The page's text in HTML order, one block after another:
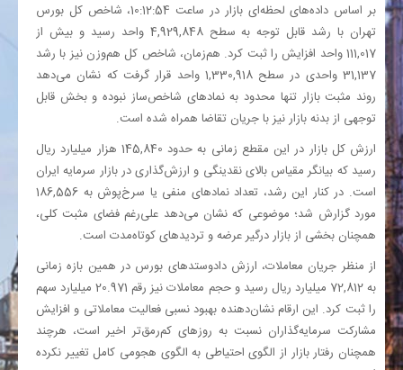
بر اساس داده‌های لحظه‌ای بازار در ساعت 10:12:54، شاخص کل بورس
تهران با رشد قابل توجه به سطح 4,929,848 واحد رسید و بیش از
111,017 واحد افزایش را ثبت کرد. هم‌زمان، شاخص کل هم‌وزن نیز با رشد
31,137 واحدی در سطح 1,330,918 واحد قرار گرفت که نشان می‌دهد
روند مثبت بازار تنها محدود به نمادهای شاخص‌ساز نبوده و بخش قابل
توجهی از بدنه بازار نیز با جریان تقاضا همراه شده است.
ارزش کل بازار در این مقطع زمانی به حدود 145,840 هزار میلیارد ریال
رسید که بیانگر مقیاس بالای نقدینگی و ارزش‌گذاری در بازار سرمایه ایران
است. در کنار این رشد، تعداد نمادهای منفی یا سرخ‌پوش به 186,556
مورد گزارش شد؛ موضوعی که نشان می‌دهد علی‌رغم فضای مثبت کلی،
همچنان بخشی از بازار درگیر عرضه و تردیدهای کوتاه‌مدت است.
از منظر جریان معاملات، ارزش دادوستدهای بورس در همین بازه زمانی
به 72,812 میلیارد ریال رسید و حجم معاملات نیز رقم 20.971 میلیارد سهم
را ثبت کرد. این ارقام نشان‌دهنده بهبود نسبی فعالیت معاملاتی و افزایش
مشارکت سرمایه‌گذاران نسبت به روزهای کم‌رمق‌تر اخیر است، هرچند
همچنان رفتار بازار از الگوی احتیاطی به الگوی هجومی کامل تغییر نکرده